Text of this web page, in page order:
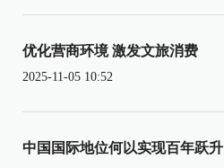
优化营商环境 激发文旅消费
2025-11-05 10:52
中国国际地位何以实现百年跃升